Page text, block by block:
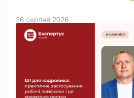
26 серпня 2026